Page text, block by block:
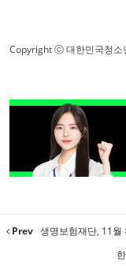
Copyright ⓒ 대한민국청소
Prev 생명보험재단, 11월